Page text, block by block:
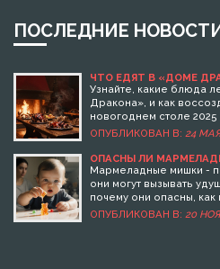
ПОСЛЕДНИЕ
ЧТО ЕДЯТ В «ДОМЕ
НОВОГОДНЕГО СТОЛА
Узнайте, какие блюда
Дракона», и как
новогоднем столе
хлеба и напитков в
ОПУБЛИКОВАН В: 24 МАЯ
ОПАСНЫ ЛИ
УДУШЬЯ?
Мармеладные мишки -
они могут вызывать
почему они опасны,
заменить.
ОПУБЛИКОВАН В: 20 НОЯ